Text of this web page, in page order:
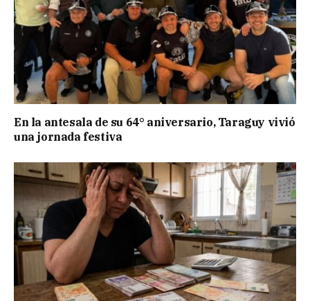
En la antesala de su 64° aniversario, Taraguy vivió
una jornada festiva